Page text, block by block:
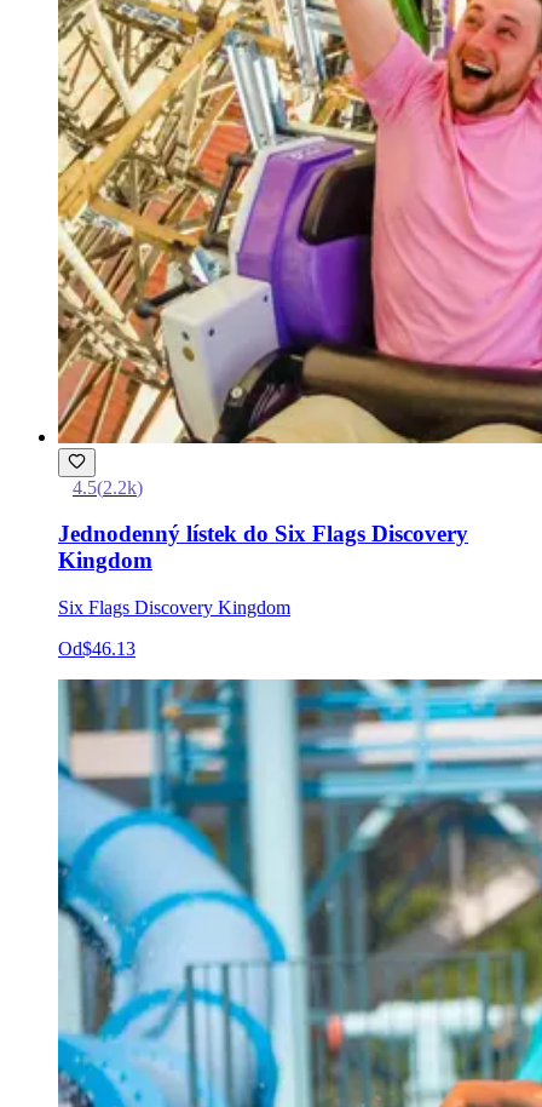
4.5(2.2k)
Jednodenný lístek do Six Flags Discovery
Kingdom
Six Flags Discovery Kingdom
Od$46.13